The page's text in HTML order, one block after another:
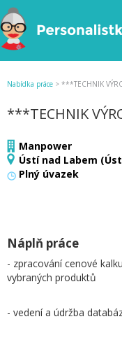
Nabídka práce > ***TECHNIK
***TECHNIK
Manpower
Ústí nad Labem
Plný úvazek
Náplň práce
- zpracování cenové
vybraných produktů
- vedení a údržba